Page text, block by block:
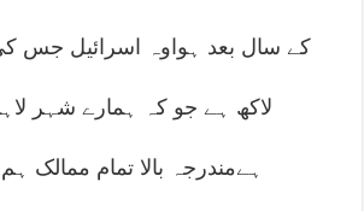
لاکھ ہے جو کہ ہمارے شہر
ہےمندرجہ بالا تمام ممالک